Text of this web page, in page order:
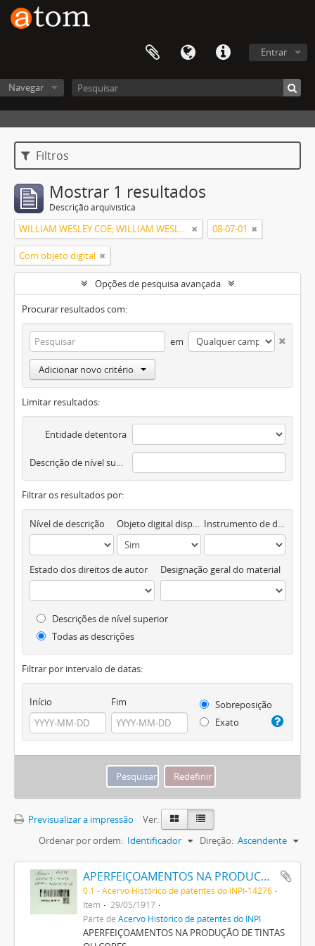
Entrar
Navegar
Filtros
Mostrar 1 resultados
Descrição arquivística
WILLIAM WESLEY COE; WILLIAM WESLEY COE JUNIOR 08-07-01
Com objeto digital
Opções de pesquisa avançada
Procurar resultados com:
em
Adicionar novo critério
Limitar resultados:
Entidade detentora
Descrição de nível superior
Filtrar os resultados por:
Nível de descrição Objeto digital disponível Instrumento de descrição documental
Estado dos direitos de autor Designação geral do material
Descrições de nível superior
Todas as descrições
Filtrar por intervalo de datas:
Início Fim
Sobreposição
Exato
Previsualizar a impressão
Ver:
Ordenar por ordem: Identificador Direção: Ascendente
APERFEIÇOAMENTOS NA PRODUCÇÃO DE TINTAS OU CORES
0.1 - Acervo Histórico de patentes do INPI-14276
Item
29/05/1917
Parte de Acervo Histórico de patentes do INPI
APERFEIÇOAMENTOS NA PRODUÇÃO DE TINTAS